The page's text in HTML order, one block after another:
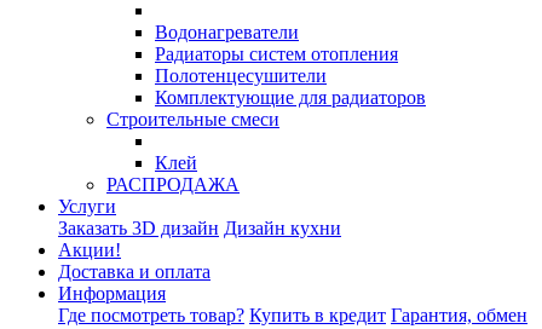
Водонагреватели
Радиаторы систем отопления
Полотенцесушители
Комплектующие для радиаторов
Строительные смеси
Клей
РАСПРОДАЖА
Услуги
Заказать 3D дизайн Дизайн кухни
Акции!
Доставка и оплата
Информация
Где посмотреть товар? Купить в кредит Гарантия, обмен